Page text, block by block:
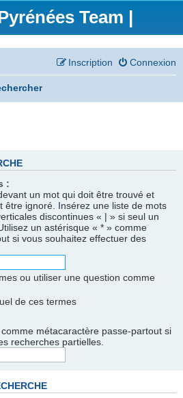
Team |
Connexion
Inscription
:
un mot qui doit être trouvé et
être ignoré. Insérez une liste de mots
discontinues « | » si seul un
un astérisque « * » comme
si vous souhaitez effectuer des
ou utiliser une question comme
de ces termes
métacaractère passe-partout si
recherches partielles.